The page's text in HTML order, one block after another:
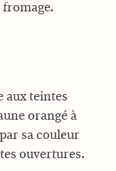
aux teintes
orangé à
sa couleur
ouvertures.